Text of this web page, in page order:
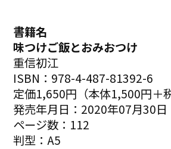
書籍名
味つけご飯とおみおつけ
重信初江
ISBN：978-4-487-81392-6
定価1,650円（本体1,500円＋
発売年月日：2020年07月30日
ページ数：112
判型：A5